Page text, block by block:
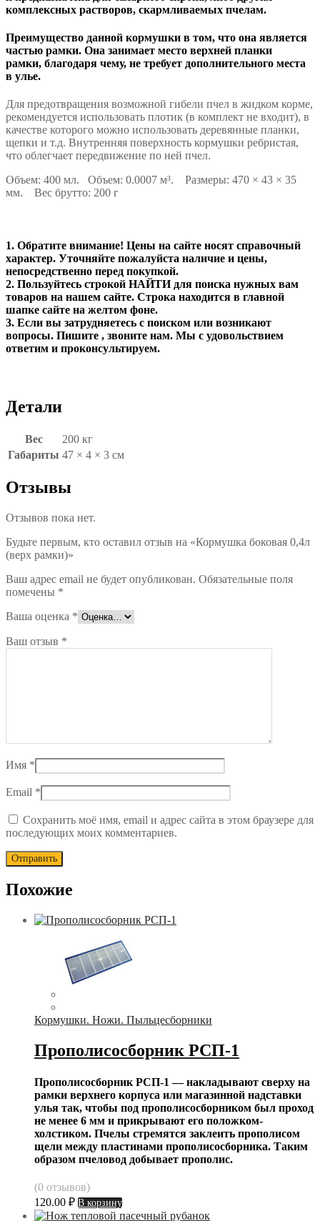
комплексных растворов, скармливаемых пчелам.
Преимущество данной кормушки в том, что она является
частью рамки. Она занимает место верхней планки
рамки, благодаря чему, не требует дополнительного места
в улье.
Для предотвращения возможной гибели пчел в жидком корме,
рекомендуется использовать плотик (в комплект не входит), в
качестве которого можно использовать деревянные планки,
щепки и т.д. Внутренняя поверхность кормушки ребристая,
что облегчает передвижение по ней пчел.
Объем: 400 мл. Объем: 0.0007 м³. Размеры: 470 × 43 × 35
мм. Вес брутто: 200 г
1. Обратите внимание! Цены на сайте носят справочный
характер. Уточняйте пожалуйста наличие и цены,
непосредственно перед покупкой.
2. Пользуйтесь строкой НАЙТИ для поиска нужных вам
товаров на нашем сайте. Строка находится в главной
шапке сайте на желтом фоне.
3. Если вы затрудняетесь с поиском или возникают
вопросы. Пишите , звоните нам. Мы с удовольствием
ответим и проконсультируем.
Детали
Вес
200 кг
Габариты 47 × 4 × 3 см
Отзывы
Отзывов пока нет.
Будьте первым, кто оставил отзыв на «Кормушка боковая 0,4л
(верх рамки)»
Ваш адрес email не будет опубликован. Обязательные поля
помечены *
Ваша оценка *
Ваш отзыв *
Имя *
Email *
Сохранить моё имя, email и адрес сайта в этом браузере для
последующих моих комментариев.
Похожие
Кормушки. Ножи. Пыльцесборники
Прополисосборник РСП-1
Прополисосборник РСП-1 — накладывают сверху на
рамки верхнего корпуса или магазинной надставки
улья так, чтобы под прополисосборником был проход
не менее 6 мм и прикрывают его положком-
холстиком. Пчелы стремятся заклеить прополисом
щели между пластинами прополисосборника. Таким
образом пчеловод добывает прополис.
(0 отзывов)
120.00 ₽ В корзину